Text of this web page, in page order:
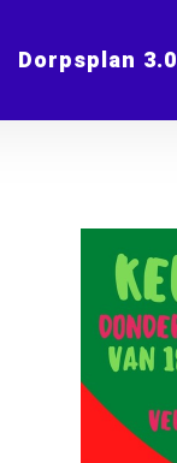
Dorpsplan 3.0